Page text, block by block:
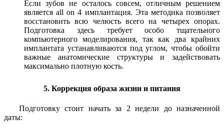
Если зубов не осталось совсем, отличным решением
является all on 4 имплантация. Эта методика позволяет
восстановить всю челюсть всего на четырех опорах.
Подготовка здесь требует особо тщательного
компьютерного моделирования, так как два крайних
имплантата устанавливаются под углом, чтобы обойти
важные анатомические структуры и задействовать
максимально плотную кость.
5. Коррекция образа жизни и питания
Подготовку стоит начать за 2 недели до назначенной
даты: